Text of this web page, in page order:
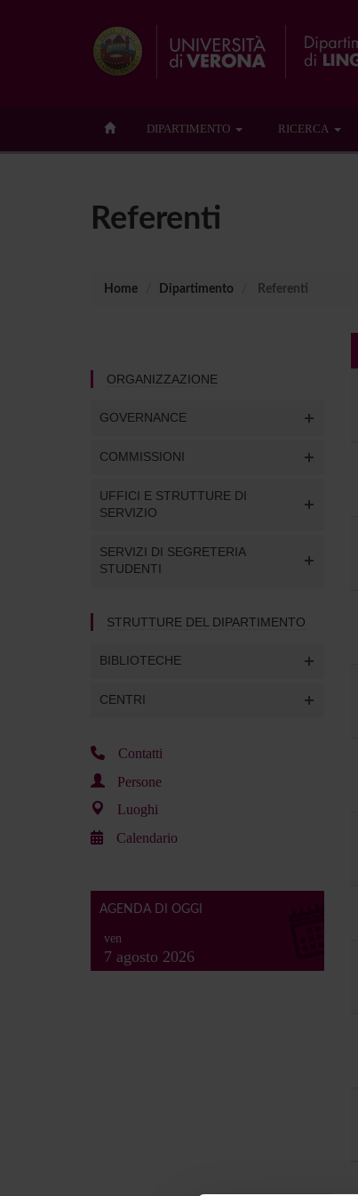
DIPARTIMENTO RICERCA
Referenti
Home Dipartimento Referenti
ORGANIZZAZIONE
GOVERNANCE
COMMISSIONI
UFFICI E STRUTTURE DI
SERVIZIO
SERVIZI DI SEGRETERIA
STUDENTI
STRUTTURE DEL DIPARTIMENTO
BIBLIOTECHE
CENTRI
Contatti
Persone
Luoghi
Calendario
AGENDA DI OGGI
ven
7 agosto 2026